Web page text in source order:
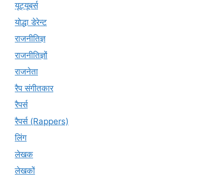
यूट्‍यूबर्स
योद्धा डेरेन्ट
राजनीतिज्ञ
राजनीतिज्ञों
राजनेता
रैप संगीतकार
रैपर्स
रैपर्स (Rappers)
लिंग
लेखक
लेखकों